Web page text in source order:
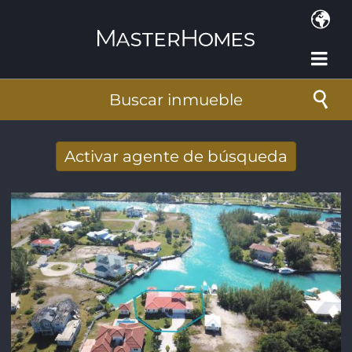
Buscar inmueble
Activar agente de búsqueda
por e-mail
Dirección de correo electrónico*